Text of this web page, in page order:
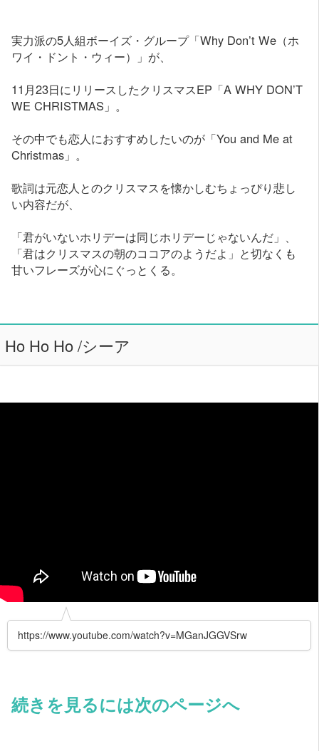
実力派の5人組ボーイズ・グループ「Why Don’t We（ホ
ワイ・ドント・ウィー）」が、
11月23日にリリースしたクリスマスEP「A WHY DON’T
WE CHRISTMAS」。
その中でも恋人におすすめしたいのが「You and Me at
Christmas」。
歌詞は元恋人とのクリスマスを懐かしむちょっぴり悲し
い内容だが、
「君がいないホリデーは同じホリデーじゃないんだ」、
「君はクリスマスの朝のココアのようだよ」と切なくも
甘いフレーズが心にぐっとくる。
Ho Ho Ho /シーア
https://www.youtube.com/watch?v=MGanJGGVSrw
続きを見るには次のページへ